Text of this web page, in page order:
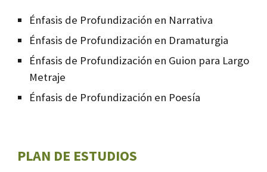
Énfasis de Profundización en Narrativa
Énfasis de Profundización en Dramaturgia
Énfasis de Profundización en Guion para Largo
Metraje
Énfasis de Profundización en Poesía
PLAN DE ESTUDIOS